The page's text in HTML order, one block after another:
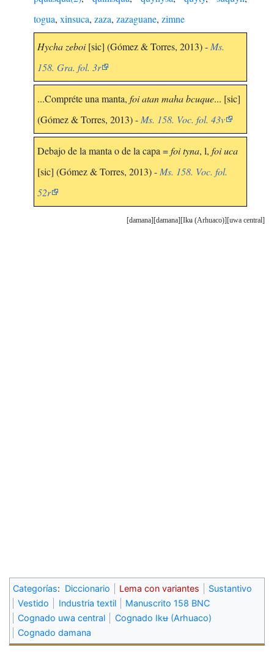
togua, xinsuca, zaza, zazaguane, zimne
Hycha zeboi[sic] (Gómez & Torres, 2013) - Ms.
158. Gra. fol. 3r
...Compréte una manta, foi atan maha bcuque... [sic]
(Gómez & Torres, 2013) - Ms. 158. Voc. fol. 43v
Debajo de la manta o de la capa =foi tyna, l, foi uca
[sic] (Gómez & Torres, 2013) - Ms. 158. Voc. fol.
52r
uwa central
Ikʉ (Arhuaco)
damana
damana
Categorías: Diccionario Lema con variantes
Sustantivo
Vestido
Industria textil
Manuscrito 158 BNC
Cognado uwa central
Cognado Ikʉ (Arhuaco)
Cognado damana